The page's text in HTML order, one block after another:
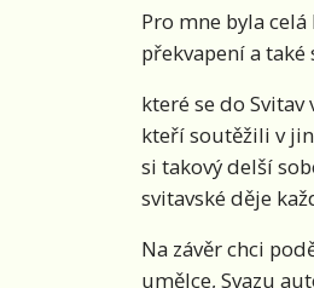
Pro mne byla
překvapení a
které se do
kteří soutěžili v
si takový delší
svitavské děje
Na závěr chci
umělce, Svazu